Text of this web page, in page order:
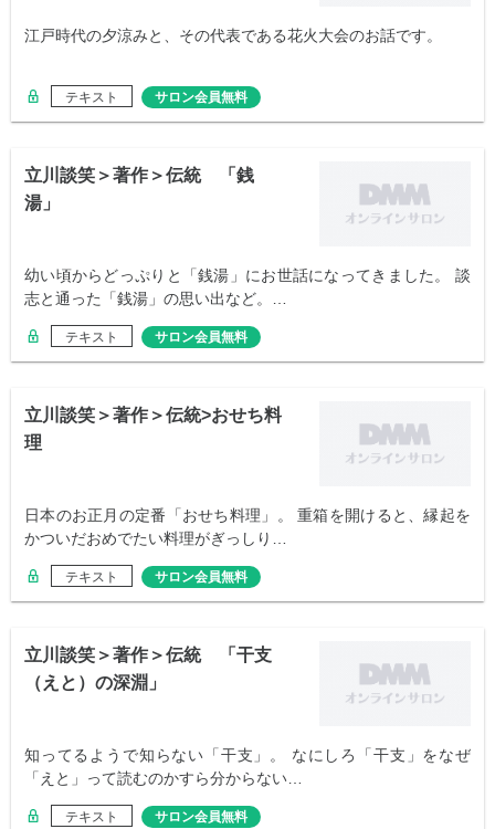
江戸時代の夕涼みと、その代表である花火大会のお話です。
テキスト サロン会員無料
立川談笑＞著作＞伝統 「銭
湯」
幼い頃からどっぷりと「銭湯」にお世話になってきました。 談
志と通った「銭湯」の思い出など。…
テキスト サロン会員無料
立川談笑＞著作＞伝統>おせち料
理
日本のお正月の定番「おせち料理」。 重箱を開けると、縁起を
かついだおめでたい料理がぎっしり…
テキスト サロン会員無料
立川談笑＞著作＞伝統 「干支
（えと）の深淵」
知ってるようで知らない「干支」。 なにしろ「干支」をなぜ
「えと」って読むのかすら分からない…
テキスト サロン会員無料